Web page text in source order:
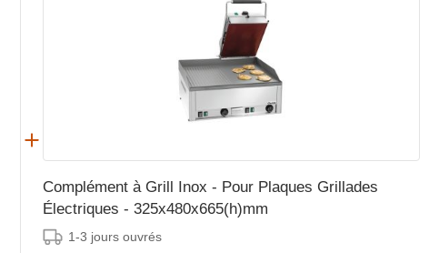
Complément à Grill Inox - Pour Plaques Grillades
Électriques - 325x480x665(h)mm
1-3 jours ouvrés